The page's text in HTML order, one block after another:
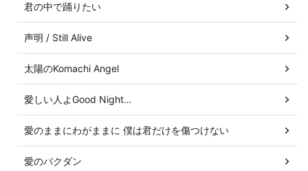
君の中で踊りたい
声明 / Still Alive
太陽のKomachi Angel
愛しい人よGood Night…
愛のままにわがままに 僕は君だけを傷つけない
愛のバクダン